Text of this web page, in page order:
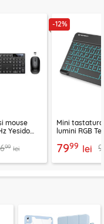
mouse
Yesido
99 lei
-12%
Mini
lumini RGB
7999 lei